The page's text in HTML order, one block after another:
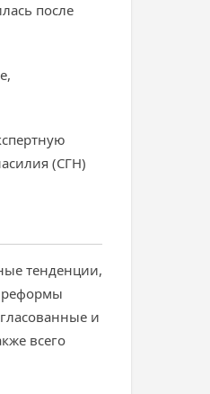
после
(СГН)
тенденции,
реформы
и
всего